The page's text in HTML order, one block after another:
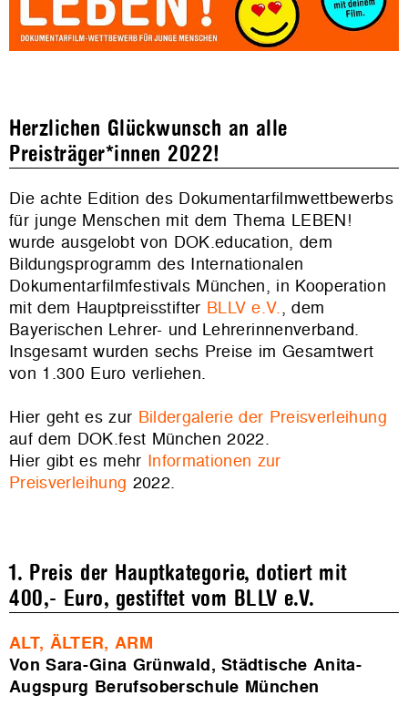
Herzlichen Glückwunsch an alle
Preisträger*innen 2022!
Die achte Edition des Dokumentarfilmwettbewerbs
für junge Menschen mit dem Thema LEBEN!
wurde ausgelobt von DOK.education, dem
Bildungsprogramm des Internationalen
Dokumentarfilmfestivals München, in Kooperation
mit dem Hauptpreisstifter BLLV e.V., dem
Bayerischen Lehrer- und Lehrerinnenverband.
Insgesamt wurden sechs Preise im Gesamtwert
von 1.300 Euro verliehen.
Hier geht es zur Bildergalerie der Preisverleihung
auf dem DOK.fest München 2022.
Hier gibt es mehr Informationen zur
Preisverleihung 2022.
1. Preis der Hauptkategorie, dotiert mit
400,- Euro, gestiftet vom BLLV e.V.
ALT, ÄLTER, ARM
Von Sara-Gina Grünwald, Städtische Anita-
Augspurg Berufsoberschule München